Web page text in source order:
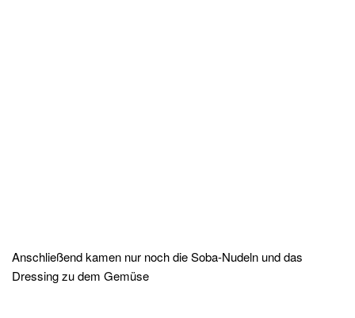
Anschließend kamen nur noch die Soba-Nudeln und das
Dressing zu dem Gemüse